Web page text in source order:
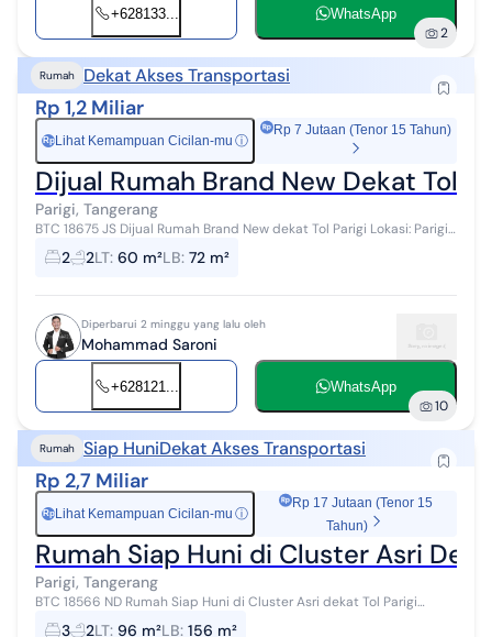
+628133... WhatsApp
2
Rumah Dekat Akses Transportasi
Rp 1,2 Miliar
Rp Lihat Kemampuan Cicilan-mu ⓘ
Rp 7 Jutaan (Tenor 15 Tahun)
Dijual Rumah Brand New Dekat Tol
Parigi, Tangerang
BTC 18675 JS Dijual Rumah Brand New dekat Tol Parigi Lokasi: Parigi
2 2LT: 60 m²LB: 72 m²
Diperbarui 2 minggu yang lalu oleh
Mohammad Saroni
+628121... WhatsApp
10
Rumah Siap HuniDekat Akses Transportasi
Rp 2,7 Miliar
Rp Lihat Kemampuan Cicilan-mu ⓘ
Rp 17 Jutaan (Tenor 15
Tahun)
Rumah Siap Huni di Cluster Asri
Parigi, Tangerang
BTC 18566 ND Rumah Siap Huni di Cluster Asri dekat Tol Parigi
Lokasi: Parigi Baru Spesifikasi : Luas Tanah: 96 m² ️ Luas Bangunan:
3 2LT: 96 m²LB: 156 m²